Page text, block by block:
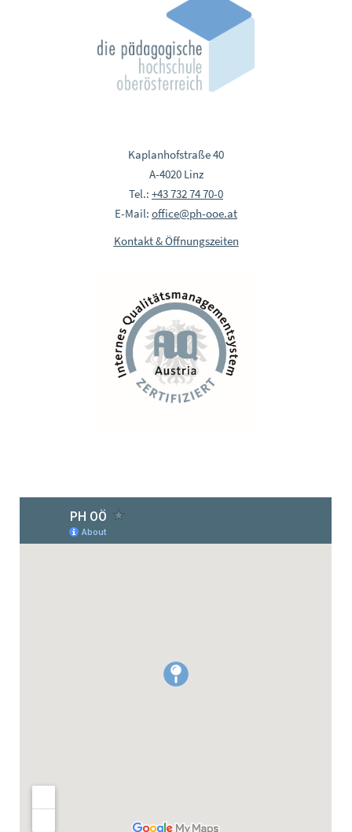
Kaplanhofstraße 40
A-4020 Linz
Tel.: +43 732 74 70-0
E-Mail: office@ph-ooe.at
Kontakt & Öffnungszeiten